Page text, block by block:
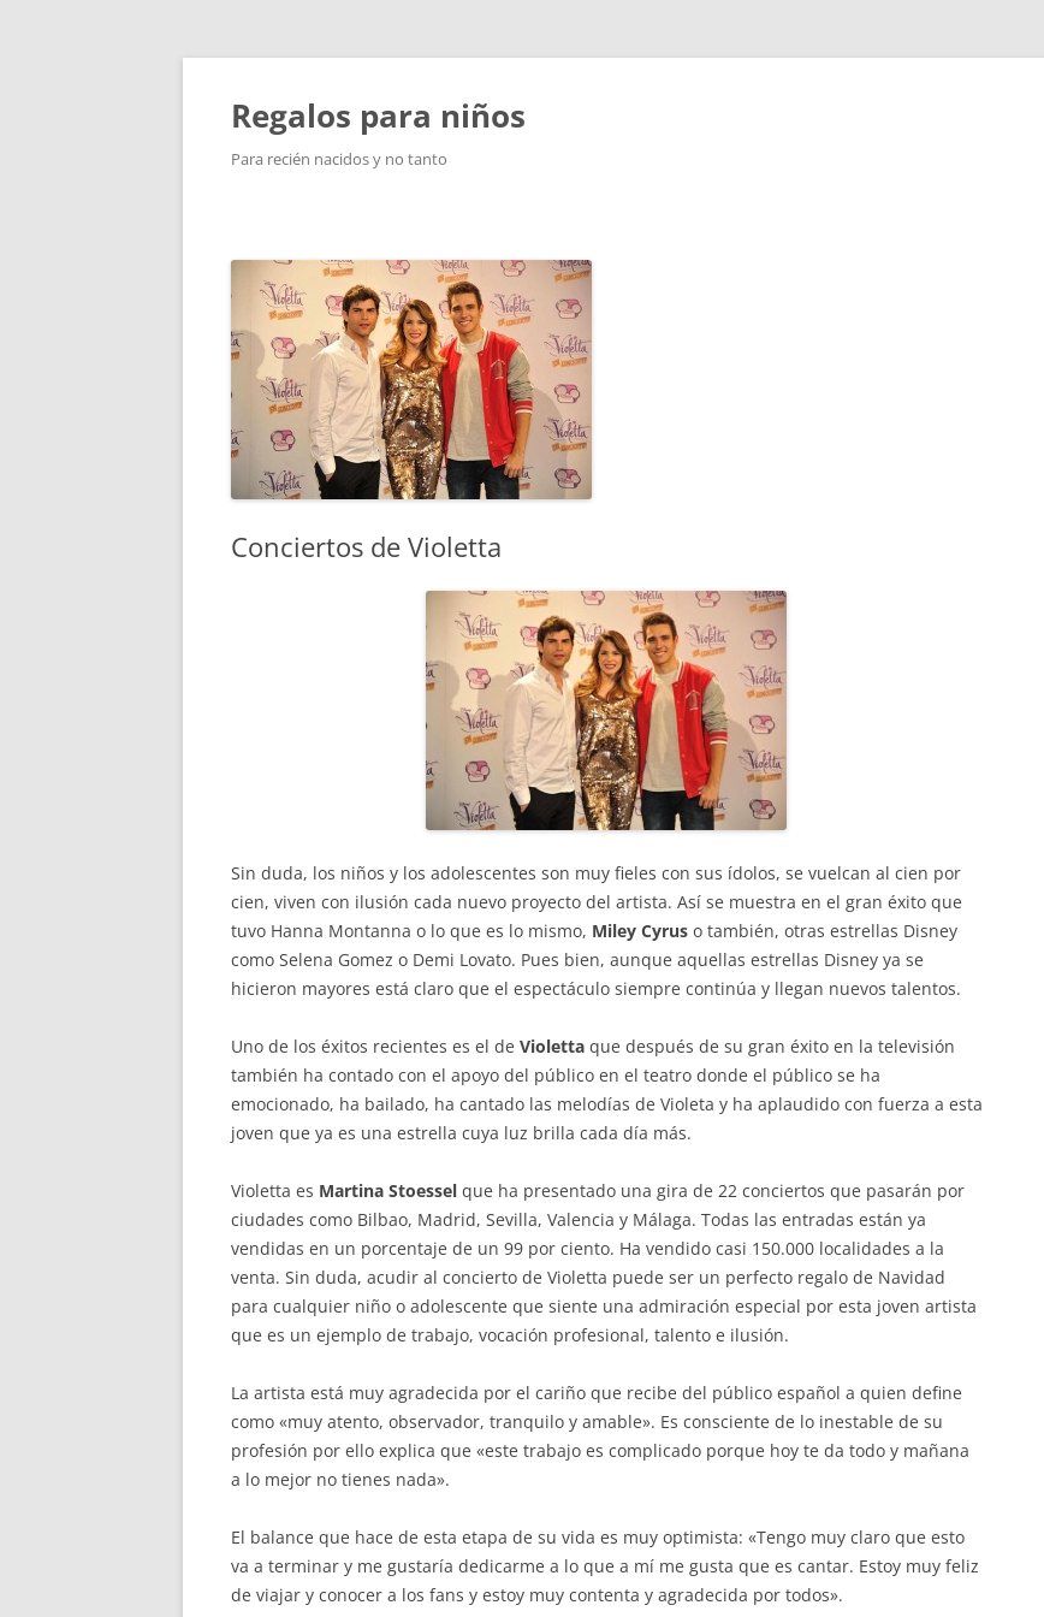
Saltar
contenido
Regalos para niños
Para recién nacidos y no tanto
Conciertos de Violetta
Sin duda, los niños y los adolescentes son muy fieles con sus ídolos, se vuelcan al cien por
cien, viven con ilusión cada nuevo proyecto del artista. Así se muestra en el gran éxito que
tuvo Hanna Montanna o lo que es lo mismo, Miley Cyrus o también, otras estrellas Disney
como Selena Gomez o Demi Lovato. Pues bien, aunque aquellas estrellas Disney ya se
hicieron mayores está claro que el espectáculo siempre continúa y llegan nuevos talentos.
Uno de los éxitos recientes es el de Violetta que después de su gran éxito en la televisión
también ha contado con el apoyo del público en el teatro donde el público se ha
emocionado, ha bailado, ha cantado las melodías de Violeta y ha aplaudido con fuerza a esta
joven que ya es una estrella cuya luz brilla cada día más.
Violetta es Martina Stoessel que ha presentado una gira de 22 conciertos que pasarán por
ciudades como Bilbao, Madrid, Sevilla, Valencia y Málaga. Todas las entradas están ya
vendidas en un porcentaje de un 99 por ciento. Ha vendido casi 150.000 localidades a la
venta. Sin duda, acudir al concierto de Violetta puede ser un perfecto regalo de Navidad
para cualquier niño o adolescente que siente una admiración especial por esta joven artista
que es un ejemplo de trabajo, vocación profesional, talento e ilusión.
La artista está muy agradecida por el cariño que recibe del público español a quien define
como «muy atento, observador, tranquilo y amable». Es consciente de lo inestable de su
profesión por ello explica que «este trabajo es complicado porque hoy te da todo y mañana
a lo mejor no tienes nada».
El balance que hace de esta etapa de su vida es muy optimista: «Tengo muy claro que esto
va a terminar y me gustaría dedicarme a lo que a mí me gusta que es cantar. Estoy muy feliz
de viajar y conocer a los fans y estoy muy contenta y agradecida por todos».